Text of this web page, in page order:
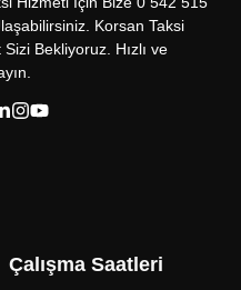
Korsan Taksi
Bekliyoruz. Hızlı ve
Çalışma Saatleri